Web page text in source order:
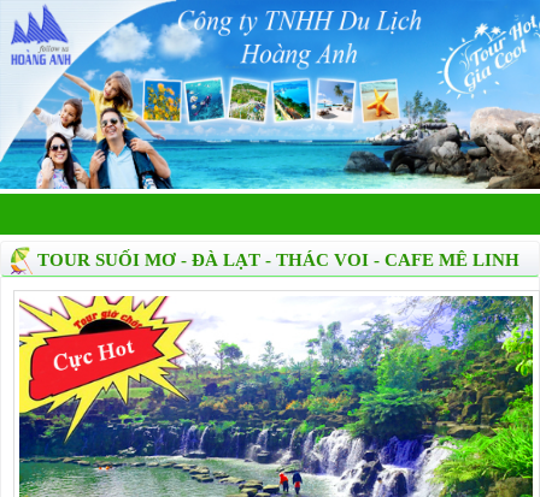
TOUR SUỐI MƠ - ĐÀ LẠT - THÁC VOI - CAFE MÊ LINH